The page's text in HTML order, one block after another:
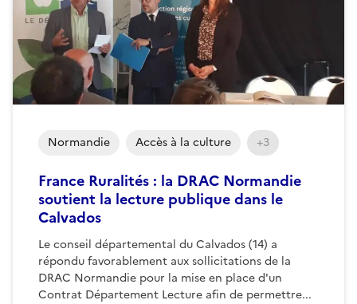
France Ruralités : la DRAC Normandie
soutient la lecture publique dans le
Calvados
Le conseil départemental du Calvados (14) a
répondu favorablement aux sollicitations de la
DRAC Normandie pour la mise en place d'un
Contrat Département Lecture afin de permettre...
Normandie Accès à la culture +3